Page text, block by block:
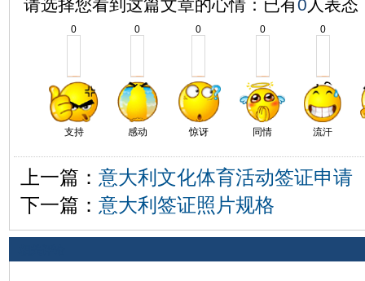
请选择您看到这篇文章的心情：已有0 人表态
0
支持
0
感动
0
惊讶
0
同情
0
流汗
上一篇： 意大利文化体育活动签证申请
下一篇： 意大利签证照片规格